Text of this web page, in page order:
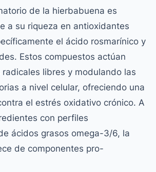
de la hierbabuena es
a su riqueza en antioxidantes
el ácido rosmarínico y
Estos compuestos actúan
libres y modulando las
a nivel celular, ofreciendo una
el estrés oxidativo crónico. A
con perfiles
ácidos grasos omega-3/6, la
de componentes pro-